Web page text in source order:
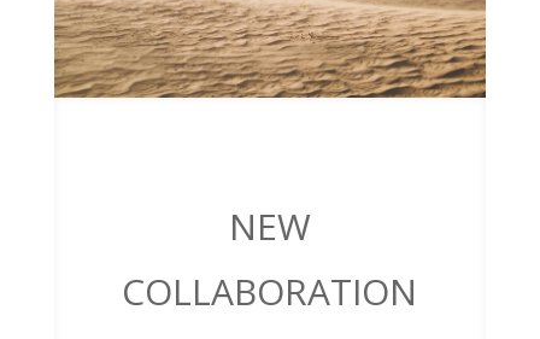
NEW
COLLABORATION